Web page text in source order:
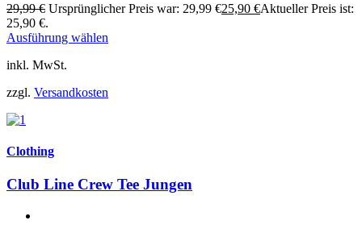
29,99€ Ursprünglicher Preis war: 29,99 €25,90 €Aktueller Preis ist:
25,90 €.
Ausführung wählen
inkl. MwSt.
zzgl. Versandkosten
Clothing
Club Line Crew Tee Jungen